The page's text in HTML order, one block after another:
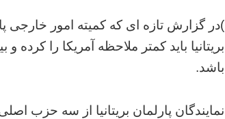
)در گزارش تازه ای که کمیته امور خارجی
بریتانیا باید کمتر ملاحظه آمریکا را کرده
باشد.
نمایندگان پارلمان بریتانیا از سه حزب